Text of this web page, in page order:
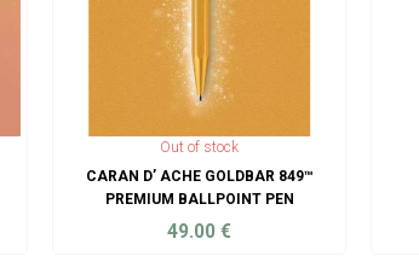
Out of stock
CARAN D’ ACHE GOLDBAR 849™
PREMIUM BALLPOINT PEN
49.00 €